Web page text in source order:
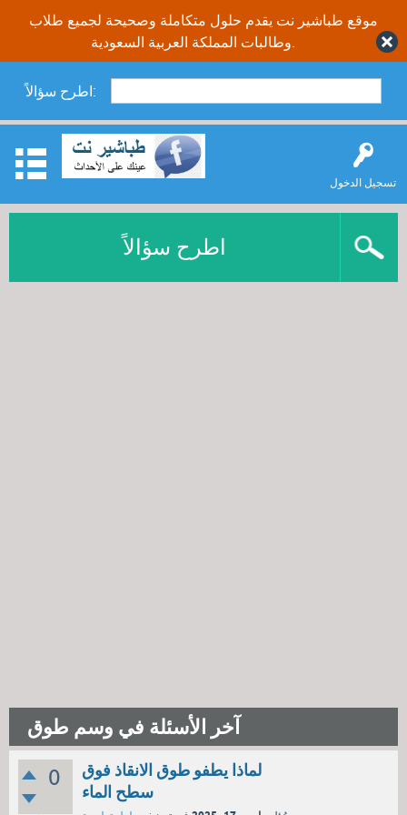
موقع طباشير نت يقدم حلول متكاملة وصحيحة لجميع طلاب
اطرح سؤالاً:
تسجيل الدخول
اطرح سؤالاً
آخر الأسئلة في وسم طوق
0
لماذا يطفو طوق الانقاذ فوق
سطح الماء